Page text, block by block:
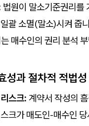
법원이 말소기준권리를
괄 소멸(말소)시켜 줍
매수인의 권리 분석
성과 절차적 적법
스크: 계약서 작성의
크가 매도인-매수인